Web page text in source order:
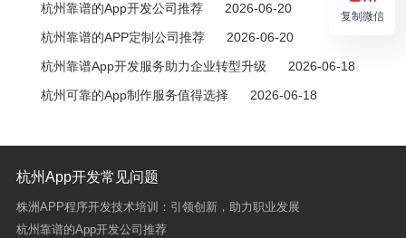
杭州靠谱的App开发公司推荐
2026-06-20
杭州靠谱的APP定制公司推荐
2026-06-20
杭州靠谱App开发服务助力企业转型升级
2026-06-18
杭州可靠的App制作服务值得选择
2026-06-18
杭州App开发常见问题
株洲APP程序开发技术培训：引领创新，助力职业发展
杭州靠谱的App开发公司推荐
复制微信